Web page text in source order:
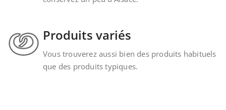
Produits variés
Vous trouverez aussi bien des produits habituels
que des produits typiques.